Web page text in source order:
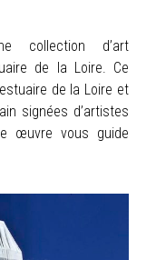
collection d’art
de la Loire. Ce
de la Loire et
signées d’artistes
œuvre vous guide